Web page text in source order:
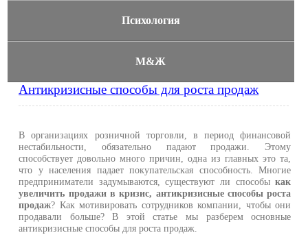
Психология
М&Ж
Антикризисные способы для роста продаж
В организациях розничной торговли, в период финансовой
нестабильности, обязательно падают продажи. Этому
способствует довольно много причин, одна из главных это та,
что у населения падает покупательская способность. Многие
предприниматели задумываются, существуют ли способыкак
увеличить продажи в кризис, антикризисные способы роста
продаж? Как мотивировать сотрудников компании, чтобы они
продавали больше? В этой статье мы разберем основные
антикризисные способы для роста продаж.